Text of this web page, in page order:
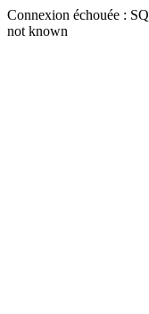
Connexion échouée :
not known